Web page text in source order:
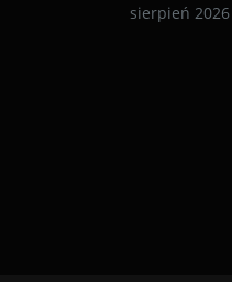
sierpień 2026